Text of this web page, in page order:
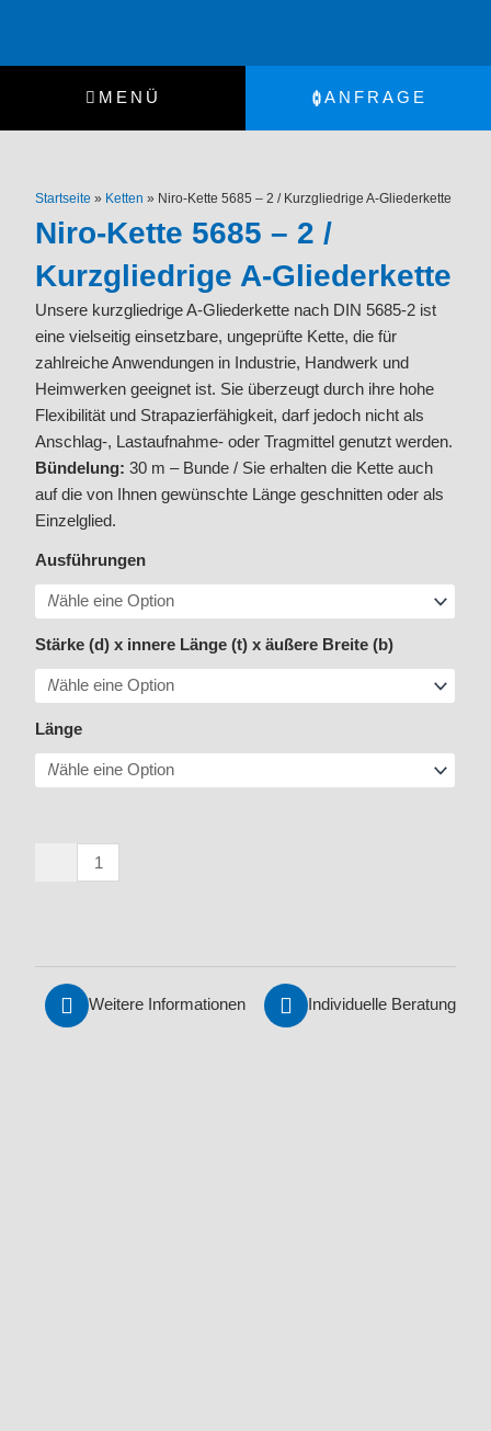
springen
MENÜ
ANFRAGE
Startseite » Ketten » Niro-Kette 5685 – 2 / Kurzgliedrige A-Gliederkette
Niro-Kette 5685 – 2 /
Kurzgliedrige A-Gliederkette
Unsere kurzgliedrige A-Gliederkette nach DIN 5685-2 ist
eine vielseitig einsetzbare, ungeprüfte Kette, die für
zahlreiche Anwendungen in Industrie, Handwerk und
Heimwerken geeignet ist. Sie überzeugt durch ihre hohe
Flexibilität und Strapazierfähigkeit, darf jedoch nicht als
Anschlag-, Lastaufnahme- oder Tragmittel genutzt werden.
Bündelung: 30 m – Bunde / Sie erhalten die Kette auch
auf die von Ihnen gewünschte Länge geschnitten oder als
Einzelglied.
Ausführungen
Stärke (d) x innere Länge (t) x äußere Breite (b)
Länge
5685
2
Kurzgliedrige
A-
Gliederkette
Menge
Weitere Informationen Individuelle Beratung